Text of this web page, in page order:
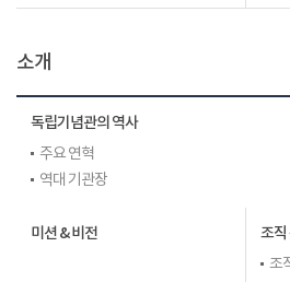
소개
독립기념관의 역사
주요 연혁
역대 기관장
미션 & 비전 조직
조